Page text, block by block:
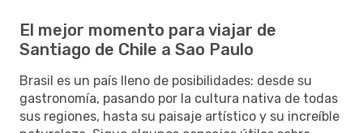
El mejor momento para viajar de
Santiago de Chile a Sao Paulo
Brasil es un país lleno de posibilidades: desde su
gastronomía, pasando por la cultura nativa de todas
sus regiones, hasta su paisaje artístico y su increíble